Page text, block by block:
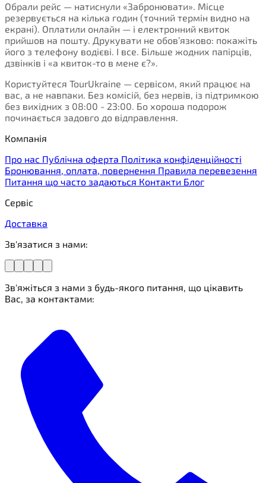
Обрали рейс — натиснули «Забронювати». Місце
резервується на кілька годин (точний термін видно на
екрані). Оплатили онлайн — і електронний квиток
прийшов на пошту. Друкувати не обов’язково: покажіть
його з телефону водієві. І все. Більше жодних папірців,
дзвінків і «а квиток-то в мене є?».
Користуйтеся TourUkraine — сервісом, який працює на
вас, а не навпаки. Без комісій, без нервів, із підтримкою
без вихідних з 08:00 - 23:00. Бо хороша подорож
починається задовго до відправлення.
Компанія
Про нас Публічна оферта Політика конфіденційності
Бронювання, оплата, повернення Правила перевезення
Питання що часто задаються Контакти Блог
Сервіс
Доставка
Зв'язатися з нами:
Зв'яжіться з нами з будь-якого питання, що цікавить
Вас, за контактами: